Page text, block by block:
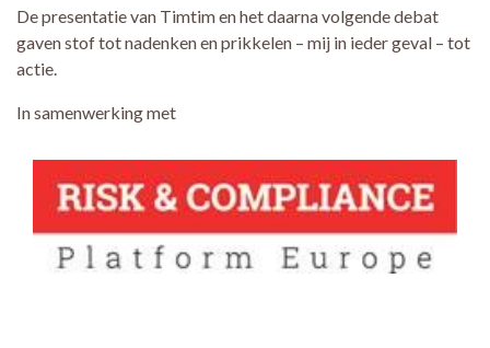
De presentatie van Timtim en het daarna volgende debat
gaven stof tot nadenken en prikkelen – mij in ieder geval – tot
actie.
In samenwerking met